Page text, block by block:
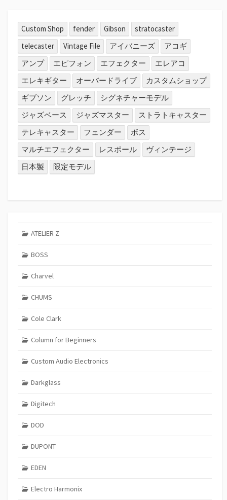
Custom Shop fender Gibson
stratocaster
telecaster
Vintage File アイバニーズ
アコギ
アンプ
エピフォン エフェクター
エレアコ
エレキギター
オーバードライブ
カスタムショップ
ギブソン
グレッチ
シグネチャーモデル
ジャズベース
ジャズマスター
ストラトキャスター
テレキャスター
フェンダー
ボス
マルチエフェクター
レスポール
ヴィンテージ
日本製
限定モデル
ATELIER Z
BOSS
Charvel
CHUMS
Cole Clark
Column for Beginners
Custom Audio Electronics
Darkglass
Digitech
DOD
DUPONT
EDEN
Electro Harmonix